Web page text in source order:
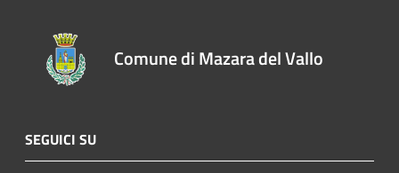
Comune di Mazara del Vallo
SEGUICI SU